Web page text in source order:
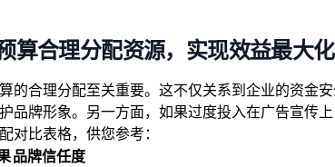
算合理分配资源，实现效益最大化
的合理分配至关重要。这不仅关系到企业的资金
品牌形象。另一方面，如果过度投入在广告宣传
对比表格，供您参考：
品牌信任度